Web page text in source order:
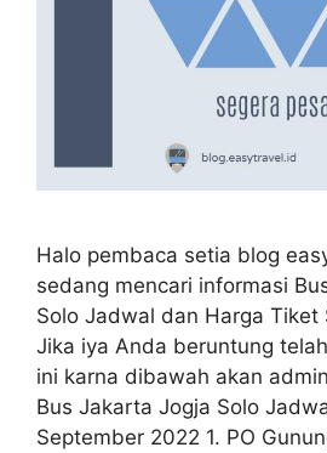
Halo pembaca setia blog
sedang mencari informasi
Solo Jadwal dan Harga Tiket
Jika iya Anda beruntung
ini karna dibawah akan
Bus Jakarta Jogja Solo
September 2022 1. PO